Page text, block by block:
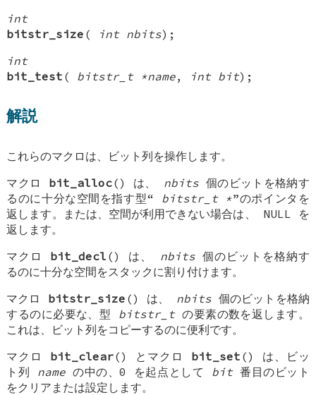
int
bitstr_size ( int nbits);
int
bit_test ( bitstr_t *name, int bit);
解説
これらのマクロは、ビット列を操作します。
マクロ bit_alloc() は、 nbits個のビットを格納す
るのに十分な空間を指す型“ bitstr_t *”のポインタを
返します。または、空間が利用できない場合は、 NULL を
返します。
マクロ bit_decl () は、 nbits個のビットを格納す
るのに十分な空間をスタックに割り付けます。
マクロ bitstr_size () は、 nbits 個のビットを格納
するのに必要な、型 bitstr_tの要素の数を返します。
これは、ビット列をコピーするのに便利です。
マクロ bit_clear() とマクロ bit_set () は、ビッ
ト列 nameの中の、0 を起点として bit番目のビット
をクリアまたは設定します。